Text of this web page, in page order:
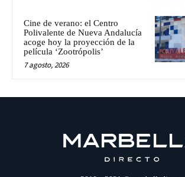
Cine de verano: el Centro
Polivalente de Nueva Andalucía
acoge hoy la proyección de la
película ‘Zootrópolis’
7 agosto, 2026